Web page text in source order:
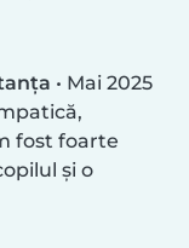
• Mai 2025
fost foarte
și o